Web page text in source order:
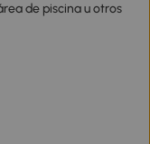
de piscina u otros